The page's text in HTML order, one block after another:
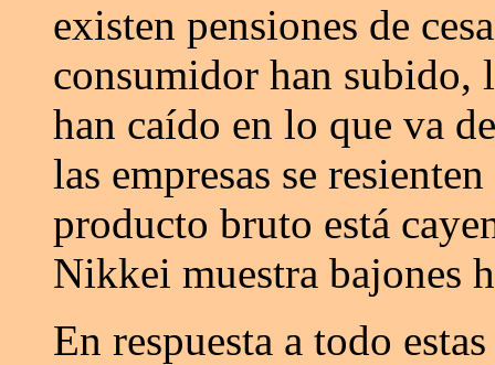
existen pensiones de
consumidor han subido,
han caído en lo que va
las empresas se
producto bruto está
Nikkei muestra bajones
En respuesta a todo